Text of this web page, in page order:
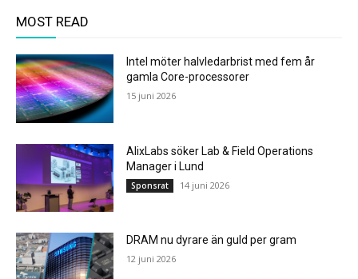
MOST READ
Intel möter halvledarbrist med fem år
gamla Core-processorer
15 juni 2026
AlixLabs söker Lab & Field Operations
Manager i Lund
Sponsrat 14 juni 2026
DRAM nu dyrare än guld per gram
12 juni 2026